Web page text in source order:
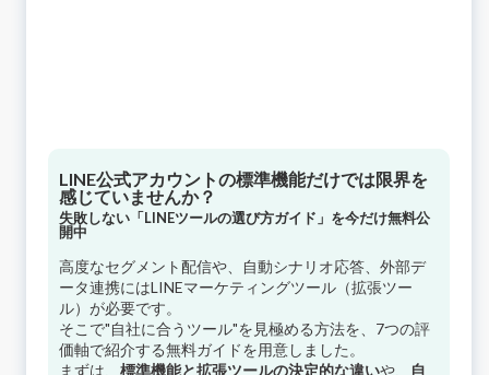
LINE公式アカウントの標準機能だけでは限界を
感じていませんか？
失敗しない「LINEツールの選び方ガイド」を今だけ無料公
開中
高度なセグメント配信や、自動シナリオ応答、外部デ
ータ連携にはLINEマーケティングツール（拡張ツー
ル）が必要です。
そこで"自社に合うツール"を見極める方法を、7つの評
価軸で紹介する無料ガイドを用意しました。
まずは、 標準機能と拡張ツールの決定的な違いや、
自